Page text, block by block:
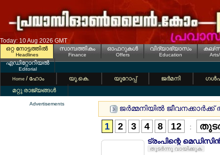
Today: 10 Aug 2026 GMT
ഒറ്റ നോട്ടത്തില്‍
Headlines
സാമ്പത്തികം
Finance
ഓഫറുകള്‍
Offers
വിദ്യാഭ്യാസം
Education
കല/
എഡിറ്റോറിയല്‍
Editorial
Home / ഹോം യൂ.കെ. യൂറോപ്പ് ജര്‍മനി
മറ്റു രാജ്യങ്ങള്‍
Advertisements
ജര്‍മ്മനിയില്‍
1 2 3 4 8 12 :
ട്രംപിന്റെ
തുടര്‍ന്നു വായിക്കുക